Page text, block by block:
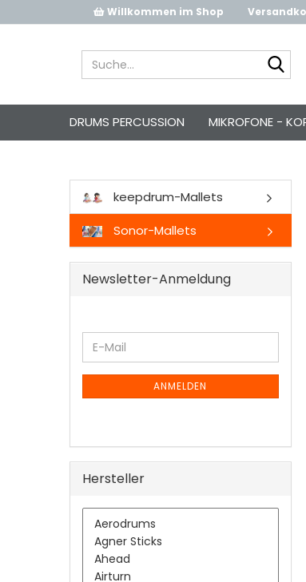
Willkommen im Shop
DRUMS PERCUSSION MIKROFONE -
keepdrum-Mallets
Sonor-Mallets
Newsletter-Anmeldung
WEITER
ZUR
NEWSLETTER-
ANMELDUNG
E-
Mail
ANMELDEN
Hersteller